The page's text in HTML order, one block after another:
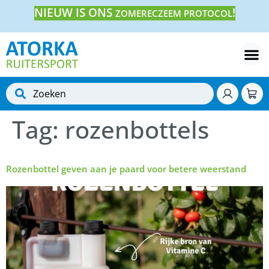
NIEUW IS ONS ZOMERECZEEM PROTOCOL!
Tag: rozenbottels
Rozenbottel geven aan je paard voor betere weerstand